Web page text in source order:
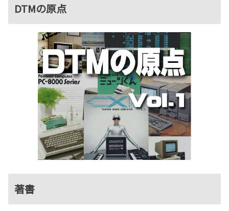
DTMの原点
著書